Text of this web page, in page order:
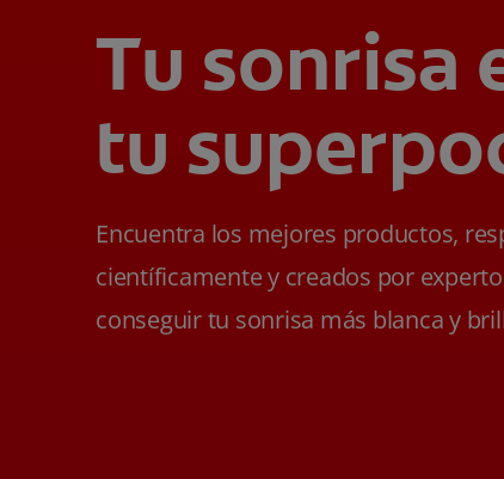
Tu sonrisa
tu
Encuentra los mejores productos,
científicamente y creados por
conseguir tu sonrisa más blanca y